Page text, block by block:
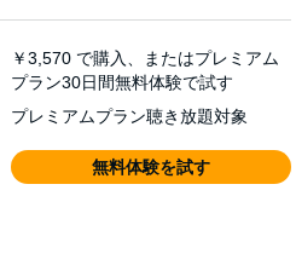
￥3,570 で購入、またはプレミアム
プラン30日間無料体験で試す
プレミアムプラン聴き放題対象
無料体験を試す